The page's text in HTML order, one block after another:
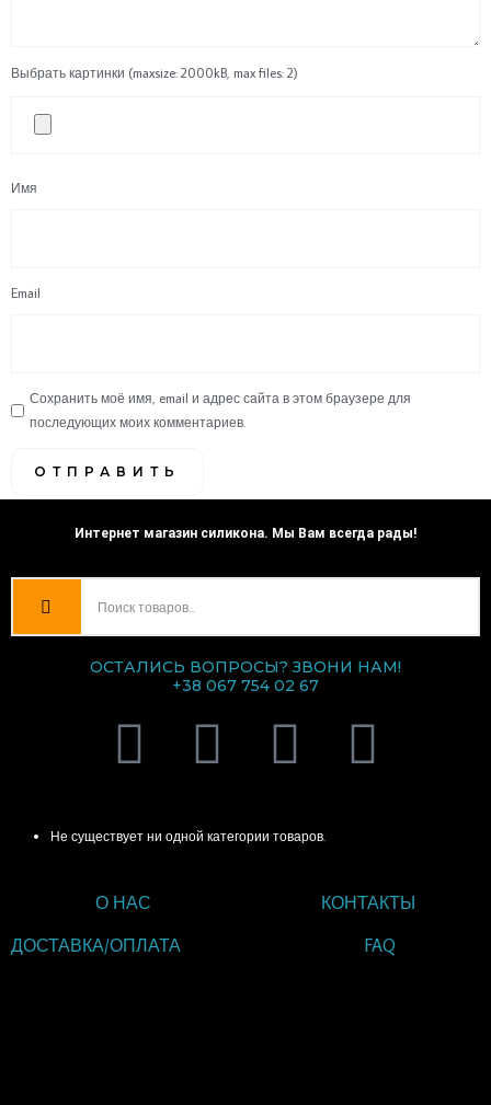
Выбрать картинки (maxsize: 2000kB, max files: 2)
Имя
Email
Сохранить моё имя, email и адрес сайта в этом браузере для
последующих моих комментариев.
Интернет магазин силикона. Мы Вам всегда рады!
ОСТАЛИСЬ ВОПРОСЫ? ЗВОНИ НАМ!
+38 067 754 02 67
V
b
e
r
T
l
I
s
F
e
b
Не существует ни одной категории товаров.
О НАС
КОНТАКТЫ
ДОСТАВКА/ОПЛАТА
FAQ